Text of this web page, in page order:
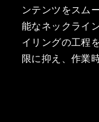
ンテンツをスム
能なネックライ
イリングの工程
限に抑え、作業